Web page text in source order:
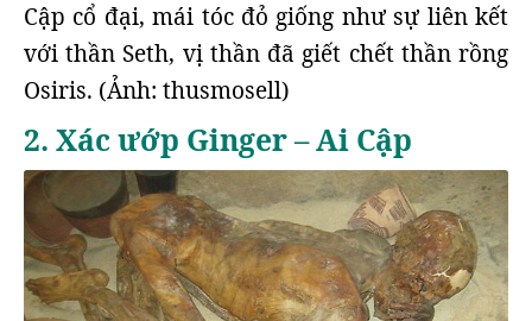
Cập cổ đại, mái tóc đỏ giống như sự liên kết
với thần Seth, vị thần đã giết chết thần rồng
Osiris. (Ảnh: thusmosell)
2. Xác ướp Ginger – Ai Cập